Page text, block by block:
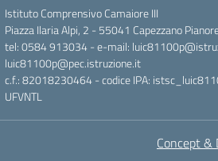
Istituto Comprensivo Camaiore III
Piazza Ilaria Alpi, 2 - 55041 Capezzano
tel: 0584 913034 - e-mail:
luic81100p@pec.istruzione.it
c.f.: 82018230464 - codice IPA:
UFVNTL
Concept &